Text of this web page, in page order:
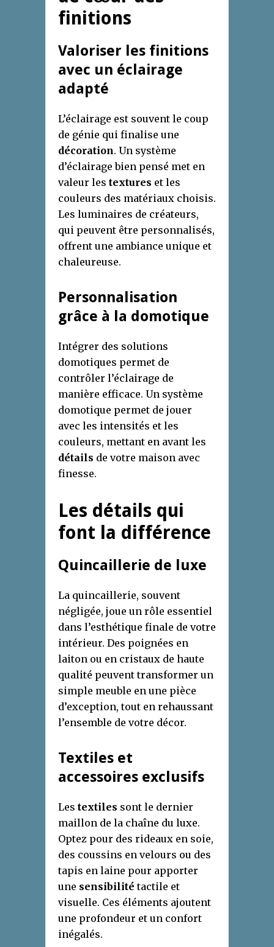
finitions
Valoriser les finitions
avec un éclairage
adapté
L’éclairage est souvent le coup
de génie qui finalise une
décoration. Un système
d’éclairage bien pensé met en
valeur les textures et les
couleurs des matériaux choisis.
Les luminaires de créateurs,
qui peuvent être personnalisés,
offrent une ambiance unique et
chaleureuse.
Personnalisation
grâce à la domotique
Intégrer des solutions
domotiques permet de
contrôler l’éclairage de
manière efficace. Un système
domotique permet de jouer
avec les intensités et les
couleurs, mettant en avant les
détails de votre maison avec
finesse.
Les détails qui
font la différence
Quincaillerie de luxe
La quincaillerie, souvent
négligée, joue un rôle essentiel
dans l’esthétique finale de votre
intérieur. Des poignées en
laiton ou en cristaux de haute
qualité peuvent transformer un
simple meuble en une pièce
d’exception, tout en rehaussant
l’ensemble de votre décor.
Textiles et
accessoires exclusifs
Les textiles sont le dernier
maillon de la chaîne du luxe.
Optez pour des rideaux en soie,
des coussins en velours ou des
tapis en laine pour apporter
une sensibilité tactile et
visuelle. Ces éléments ajoutent
une profondeur et un confort
inégalés.